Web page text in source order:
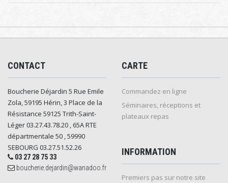
CONTACT
Boucherie Déjardin 5 Rue Emile
Zola, 59195 Hérin, 3 Place de la
Résistance 59125 Trith-Saint-
Léger 03.27.43.78.20 , 65A RTE
départmentale 50 , 59990
SEBOURG 03.27.51.52.26
03 27 28 75 33
boucherie.dejardin@wanadoo.fr
CARTE
Commandez en ligne
Séminaires, réceptions et
plateaux repas
INFORMATION
Premiers pas sur notre site